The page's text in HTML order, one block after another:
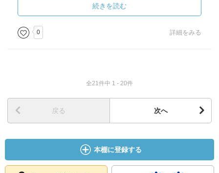
続きを読む
0 詳細をみる
全21件中 1 - 20件
戻る 次へ
本棚に登録する